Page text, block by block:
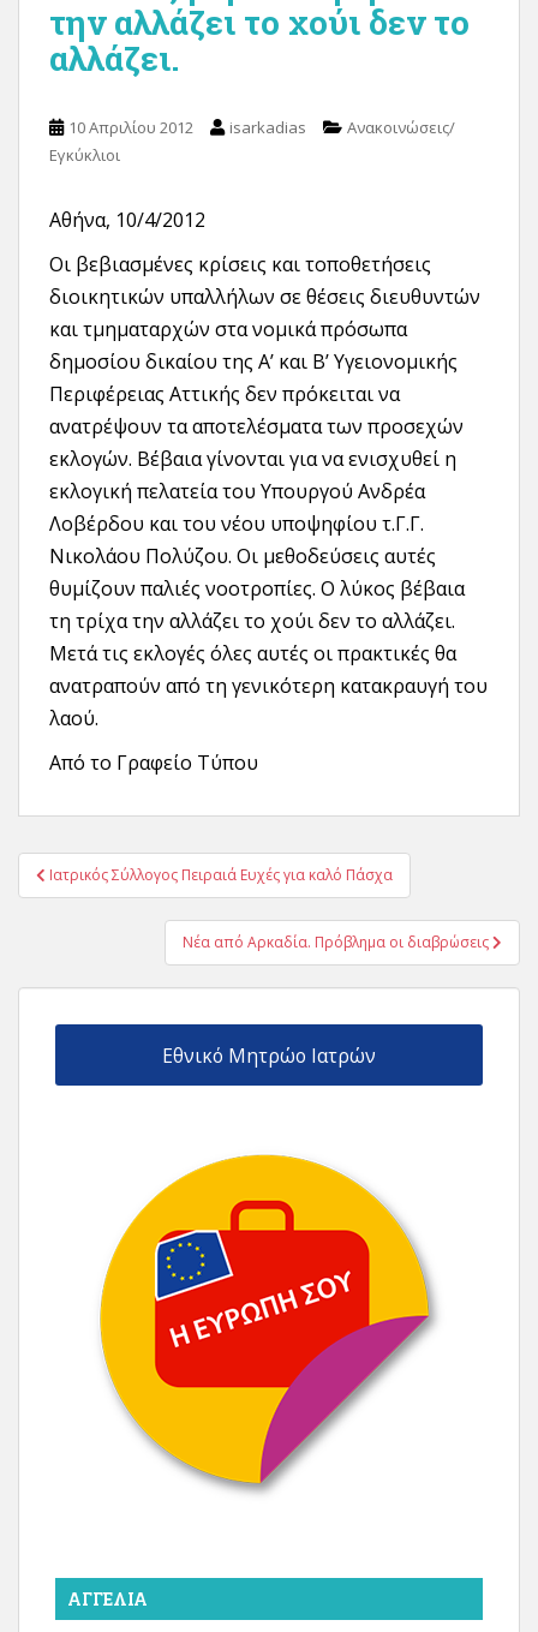
την αλλάζει το χούι δεν το
αλλάζει.
10 Απριλίου 2012 isarkadias
Ανακοινώσεις/
Εγκύκλιοι
Αθήνα, 10/4/2012
Οι βεβιασμένες κρίσεις και τοποθετήσεις
διοικητικών υπαλλήλων σε θέσεις διευθυντών
και τμηματαρχών στα νομικά πρόσωπα
δημοσίου δικαίου της Α’ και Β’ Υγειονομικής
Περιφέρειας Αττικής δεν πρόκειται να
ανατρέψουν τα αποτελέσματα των προσεχών
εκλογών. Βέβαια γίνονται για να ενισχυθεί η
εκλογική πελατεία του Υπουργού Ανδρέα
Λοβέρδου και του νέου υποψηφίου τ.Γ.Γ.
Νικολάου Πολύζου. Οι μεθοδεύσεις αυτές
θυμίζουν παλιές νοοτροπίες. Ο λύκος βέβαια
τη τρίχα την αλλάζει το χούι δεν το αλλάζει.
Μετά τις εκλογές όλες αυτές οι πρακτικές θα
ανατραπούν από τη γενικότερη κατακραυγή του
λαού.
Από το Γραφείο Τύπου
Πλοήγηση
άρθρων
Ιατρικός Σύλλογος Πειραιά Ευχές για καλό Πάσχα
Νέα από Αρκαδία. Πρόβλημα οι διαβρώσεις
Εθνικό Μητρώο Ιατρών
ΑΓΓΕΛΊΑ